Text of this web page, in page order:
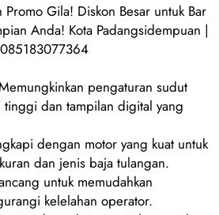
Promo Gila! Diskon Besar untuk Bar
Anda! Kota Padangsidempuan |
pengaturan sudut
dan tampilan digital yang
dengan motor yang kuat untuk
dan jenis baja tulangan.
untuk memudahkan
kelelahan operator.